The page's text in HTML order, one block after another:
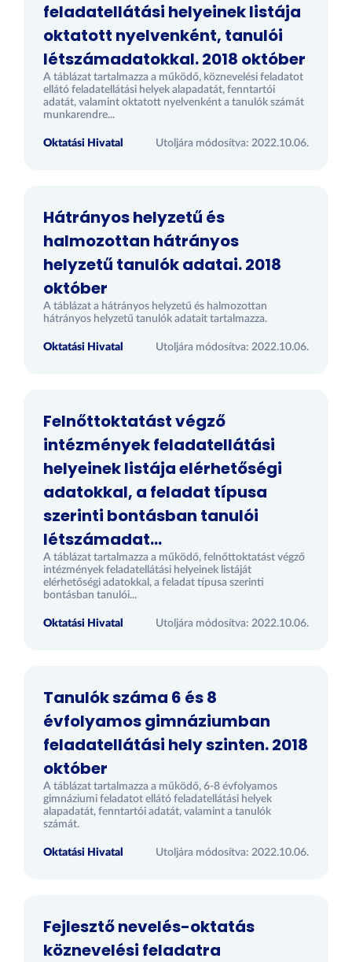
feladatellátási helyeinek listája
oktatott nyelvenként, tanulói
létszámadatokkal. 2018 október
A táblázat tartalmazza a működő, köznevelési feladatot
ellátó feladatellátási helyek alapadatát, fenntartói
adatát, valamint oktatott nyelvenként a tanulók számát
munkarendre...
Oktatási Hivatal Utoljára módosítva: 2022.10.06.
Hátrányos helyzetű és
halmozottan hátrányos
helyzetű tanulók adatai. 2018
október
A táblázat a hátrányos helyzetű és halmozottan
hátrányos helyzetű tanulók adatait tartalmazza.
Oktatási Hivatal Utoljára módosítva: 2022.10.06.
Felnőttoktatást végző
intézmények feladatellátási
helyeinek listája elérhetőségi
adatokkal, a feladat típusa
szerinti bontásban tanulói
létszámadat...
A táblázat tartalmazza a működő, felnőttoktatást végző
intézmények feladatellátási helyeinek listáját
elérhetőségi adatokkal, a feladat típusa szerinti
bontásban tanulói...
Oktatási Hivatal Utoljára módosítva: 2022.10.06.
Tanulók száma 6 és 8
évfolyamos gimnáziumban
feladatellátási hely szinten. 2018
október
A táblázat tartalmazza a működő, 6-8 évfolyamos
gimnáziumi feladatot ellátó feladatellátási helyek
alapadatát, fenntartói adatát, valamint a tanulók
számát.
Oktatási Hivatal Utoljára módosítva: 2022.10.06.
Fejlesztő nevelés-oktatás
köznevelési feladatra